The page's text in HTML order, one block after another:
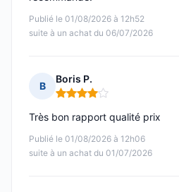
Publié le 01/08/2026 à 12h52
suite à un achat du 06/07/2026
B
Boris P.
Note : 4 sur 5
Publié le 01/08/2026 à 12h06
suite à un achat du 01/07/2026
Très bon rapport qualité prix